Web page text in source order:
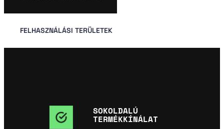
FELHASZNÁLÁSI TERÜLETEK
SOKOLDALÚ
TERMÉKKÍNÁLAT